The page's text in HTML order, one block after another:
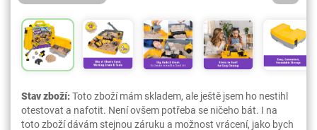
Stav zboží:Toto zboží mám skladem, ale ještě jsem ho nestihl
otestovat a nafotit. Není ovšem potřeba se ničeho bát. I na
toto zboží dávám stejnou záruku a možnost vrácení, jako bych